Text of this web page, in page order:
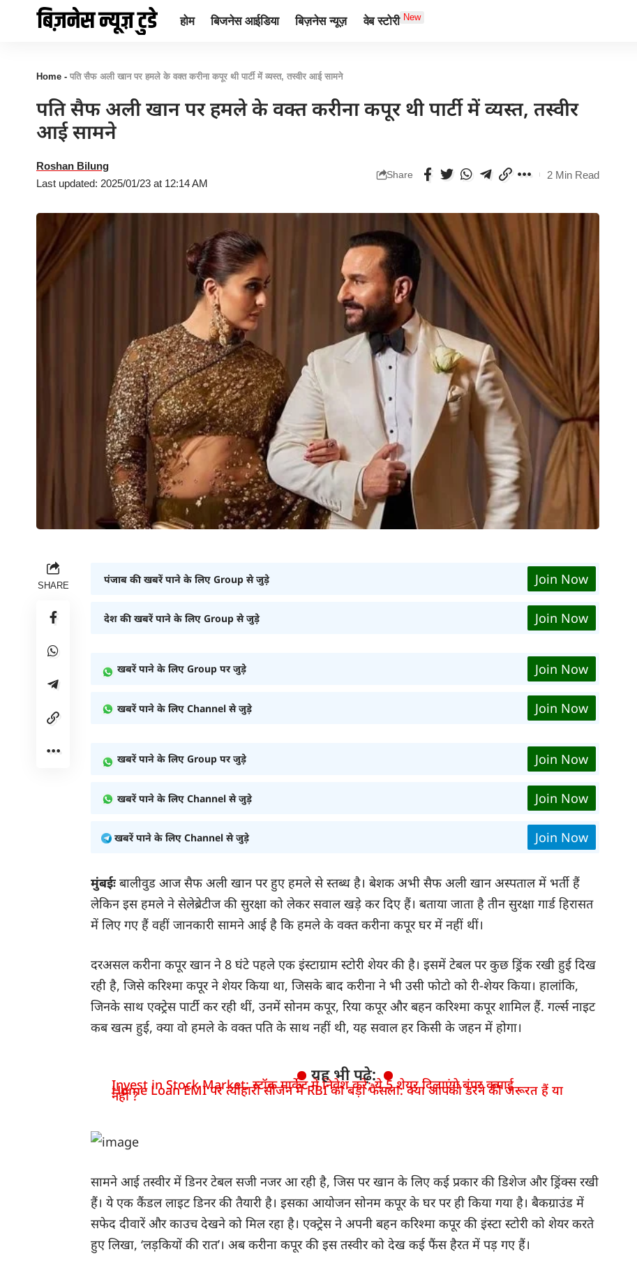
होम बिजनेस आईडिया बिज़नेस न्यूज़ वेब स्टोरी New
Home - पति सैफ अली खान पर हमले के वक्त करीना कपूर थी पार्टी में व्यस्त, तस्वीर आई सामने
पति सैफ अली खान पर हमले के वक्त करीना कपूर थी पार्टी में व्यस्त, तस्वीर
आई सामने
Last updated: 2025/01/23 at 12:14 AM
Roshan Bilung
Share 2 Min Read
SHARE पंजाब की खबरें पाने के लिए Group से जुड़े Join Now
देश की खबरें पाने के लिए Group से जुड़े Join Now
खबरें पाने के लिए Group पर जुड़े Join Now
खबरें पाने के लिए Channel से जुड़े Join Now
खबरें पाने के लिए Group पर जुड़े Join Now
खबरें पाने के लिए Channel से जुड़े Join Now
खबरें पाने के लिए Channel से जुड़े Join Now
मुंबईःबालीवुड आज सैफ अली खान पर हुए हमले से स्तब्ध है। बेशक अभी सैफ अली खान अस्पताल में भर्ती हैं
लेकिन इस हमले ने सेलेब्रेटीज की सुरक्षा को लेकर सवाल खड़े कर दिए हैं। बताया जाता है तीन सुरक्षा गार्ड हिरासत
में लिए गए हैं वहीं जानकारी सामने आई है कि हमले के वक्त करीना कपूर घर में नहीं थीं।
दरअसल करीना कपूर खान ने 8 घंटे पहले एक इंस्टाग्राम स्टोरी शेयर की है। इसमें टेबल पर कुछ ड्रिंक रखी हुई दिख
रही है, जिसे करिश्मा कपूर ने शेयर किया था, जिसके बाद करीना ने भी उसी फोटो को री-शेयर किया। हालांकि,
जिनके साथ एक्ट्रेस पार्टी कर रही थीं, उनमें सोनम कपूर, रिया कपूर और बहन करिश्मा कपूर शामिल हैं. गर्ल्स नाइट
कब खत्म हुई, क्या वो हमले के वक्त पति के साथ नहीं थी, यह सवाल हर किसी के जहन में होगा।
यह भी पढ़े:
Invest in Stock Market: स्टॉक मार्केट में निवेश करें; ये 5 शेयर दिलाएंगे बंपर कमाई
Home Loan EMI पर त्योहारी सीजन में RBI का बड़ा फैसला: क्या आपको डरने की जरूरत हैं या
नहीं ?
सामने आई तस्वीर में डिनर टेबल सजी नजर आ रही है, जिस पर खान के लिए कई प्रकार की डिशेज और ड्रिंक्स रखी
हैं। ये एक कैंडल लाइट डिनर की तैयारी है। इसका आयोजन सोनम कपूर के घर पर ही किया गया है। बैकग्राउंड में
सफेद दीवारें और काउच देखने को मिल रहा है। एक्ट्रेस ने अपनी बहन करिश्मा कपूर की इंस्टा स्टोरी को शेयर करते
हुए लिखा, ‘लड़कियों की रात’। अब करीना कपूर की इस तस्वीर को देख कई फैंस हैरत में पड़ गए हैं।